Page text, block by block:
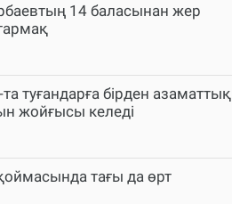
14 баласынан жер
туғандарға бірден азаматтық
жойғысы келеді
тағы да өрт